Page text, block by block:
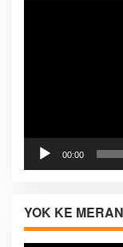
00:00
YOK KE